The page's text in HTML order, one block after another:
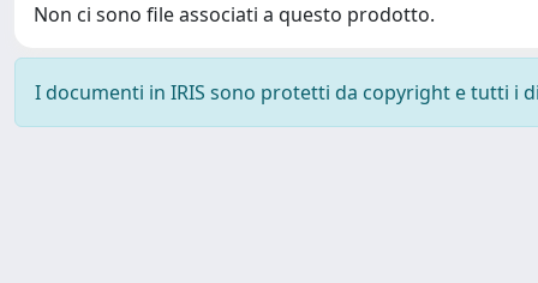
Non ci sono file associati a questo prodotto.
I documenti in IRIS sono protetti da copyright e tutti i